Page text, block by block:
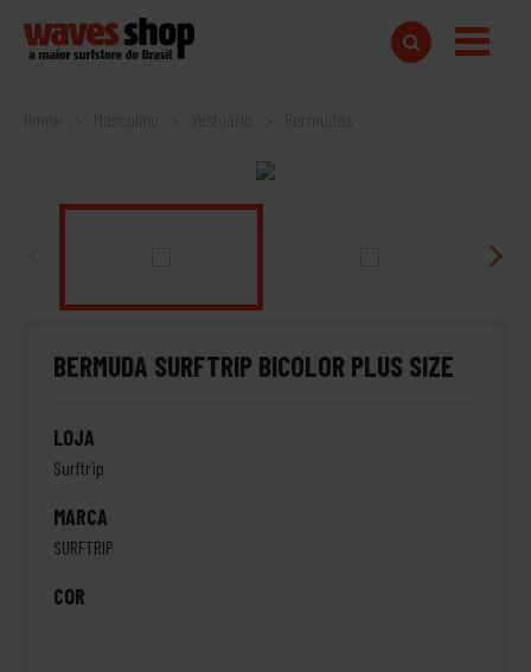
Home Bermudas
BERMUDA SURFTRIP BICOLOR PLUS SIZE
LOJA
Surftrip
MARCA
SURFTRIP
COR